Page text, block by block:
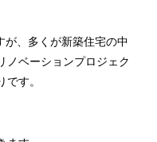
が、多くが新築住宅の中
ノベーションプロジェク
です。